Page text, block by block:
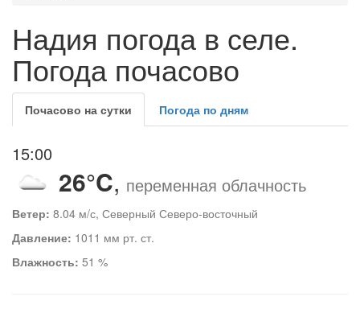
Надия погода в селе.
Погода почасово
Почасово на сутки Погода по дням
15:00
26°C, переменная облачность
Ветер: 8.04 м/с, Северный Северо-восточный
Давление: 1011 мм рт. ст.
Влажность: 51 %